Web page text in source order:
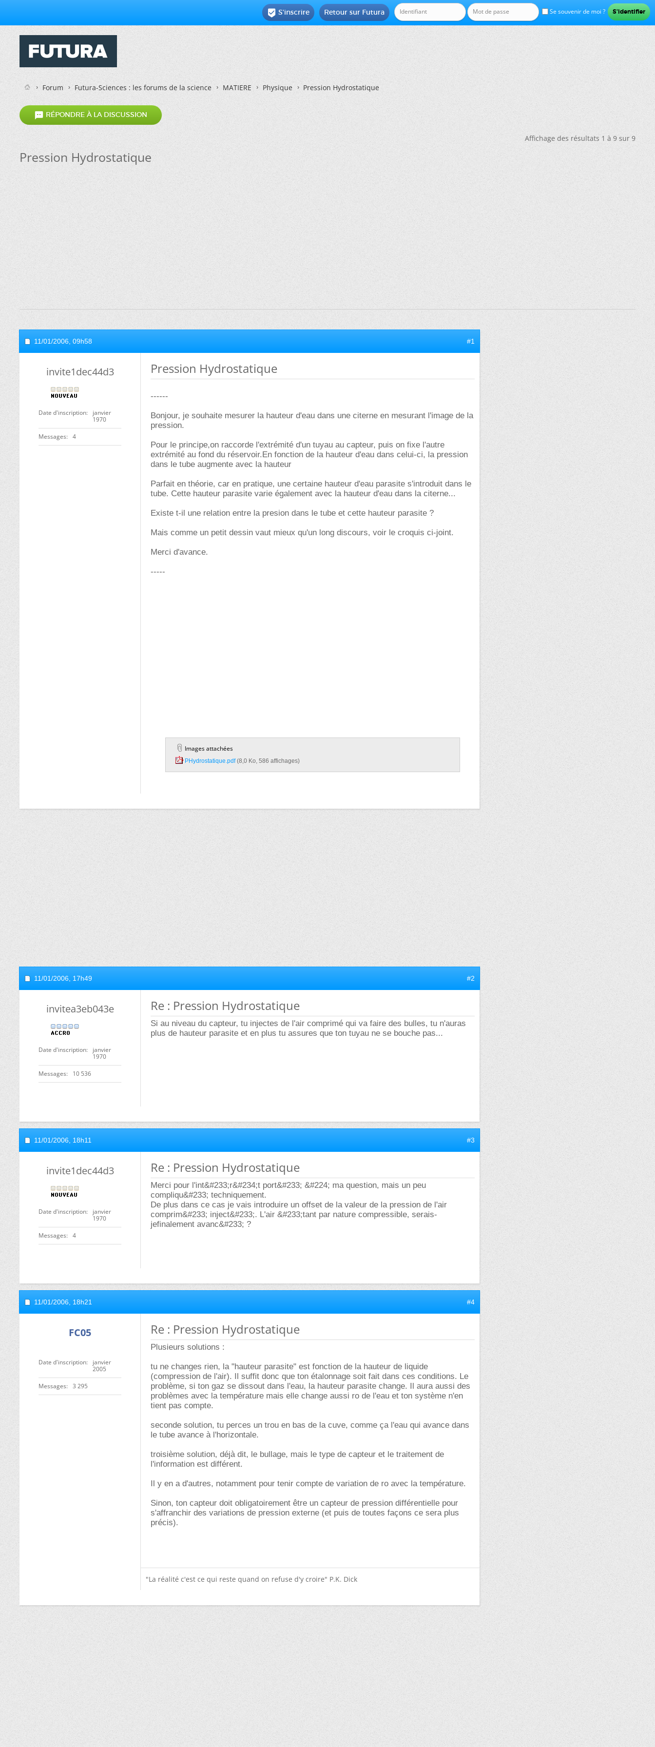
Se souvenir de moi ?
Retour sur Futura
 S'inscrire
Forum Futura-Sciences : les forums de la science MATIERE Physique Pression Hydrostatique
 RÉPONDRE À LA DISCUSSION
Affichage des résultats 1 à 9 sur 9
Pression Hydrostatique
11/01/2006, 09h58 #1
invite1dec44d3
Date d'inscription
janvier
1970
Messages 4
Pression Hydrostatique
------
Bonjour, je souhaite mesurer la hauteur d'eau dans une citerne en mesurant l'image de la
pression.
Pour le principe,on raccorde l'extrémité d'un tuyau au capteur, puis on fixe l'autre
extrémité au fond du réservoir.En fonction de la hauteur d'eau dans celui-ci, la pression
dans le tube augmente avec la hauteur
Parfait en théorie, car en pratique, une certaine hauteur d'eau parasite s'introduit dans le
tube. Cette hauteur parasite varie également avec la hauteur d'eau dans la citerne...
Existe t-il une relation entre la presion dans le tube et cette hauteur parasite ?
Mais comme un petit dessin vaut mieux qu'un long discours, voir le croquis ci-joint.
Merci d'avance.
-----
Images attachées
PHydrostatique.pdf‎ (8,0 Ko, 586 affichages)
11/01/2006, 17h49 #2
invitea3eb043e
Date d'inscription
janvier
1970
Messages 10 536
Re : Pression Hydrostatique
Si au niveau du capteur, tu injectes de l'air comprimé qui va faire des bulles, tu n'auras
plus de hauteur parasite et en plus tu assures que ton tuyau ne se bouche pas...
11/01/2006, 18h11 #3
invite1dec44d3
Date d'inscription
janvier
1970
Messages 4
Re : Pression Hydrostatique
Merci pour l'int&#233;r&#234;t port&#233; &#224; ma question, mais un peu
compliqu&#233; techniquement.
De plus dans ce cas je vais introduire un offset de la valeur de la pression de l'air
comprim&#233; inject&#233;. L'air &#233;tant par nature compressible, serais-
jefinalement avanc&#233; ?
11/01/2006, 18h21 #4
FC05
Date d'inscription
janvier
2005
Messages 3 295
Re : Pression Hydrostatique
Plusieurs solutions :
tu ne changes rien, la "hauteur parasite" est fonction de la hauteur de liquide
(compression de l'air). Il suffit donc que ton étalonnage soit fait dans ces conditions. Le
problème, si ton gaz se dissout dans l'eau, la hauteur parasite change. Il aura aussi des
problèmes avec la température mais elle change aussi ro de l'eau et ton système n'en
tient pas compte.
seconde solution, tu perces un trou en bas de la cuve, comme ça l'eau qui avance dans
le tube avance à l'horizontale.
troisième solution, déjà dit, le bullage, mais le type de capteur et le traitement de
l'information est différent.
Il y en a d'autres, notamment pour tenir compte de variation de ro avec la température.
Sinon, ton capteur doit obligatoirement être un capteur de pression différentielle pour
s'affranchir des variations de pression externe (et puis de toutes façons ce sera plus
précis).
"La réalité c'est ce qui reste quand on refuse d'y croire" P.K. Dick